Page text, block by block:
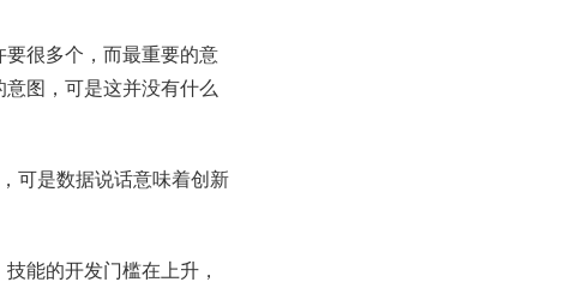
很多个，而最重要的意
图，可是这并没有什么
可是数据说话意味着创新
能的开发门槛在上升，